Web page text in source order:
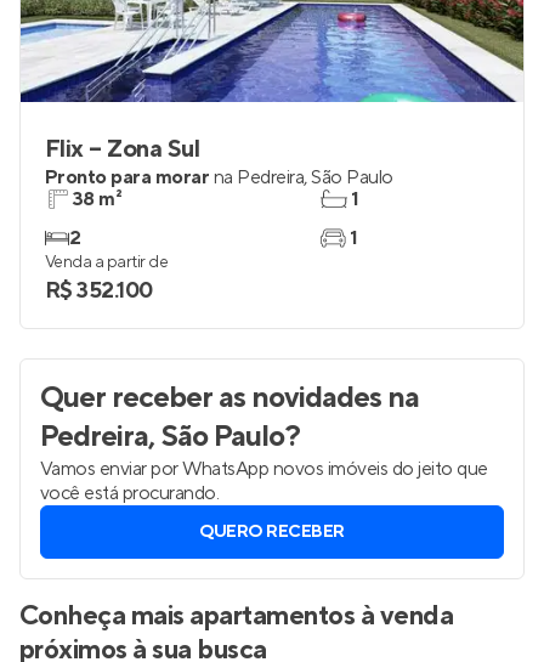
Flix – Zona Sul
Pronto para morar na Pedreira,São Paulo
38 m²
2
1
1
Venda a partir de
R$ 352.100
Quer receber as novidades na
Pedreira, São Paulo?
Vamos enviar por WhatsApp novos imóveis do jeito que
você está procurando.
QUERO RECEBER
Conheça mais apartamentos à venda
próximos à sua busca